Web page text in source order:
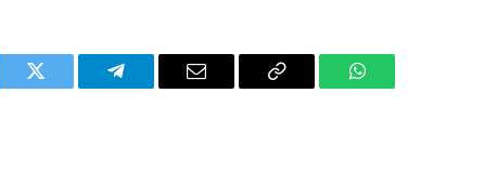
Twitter Telegram Email
Copy
WhatsApp